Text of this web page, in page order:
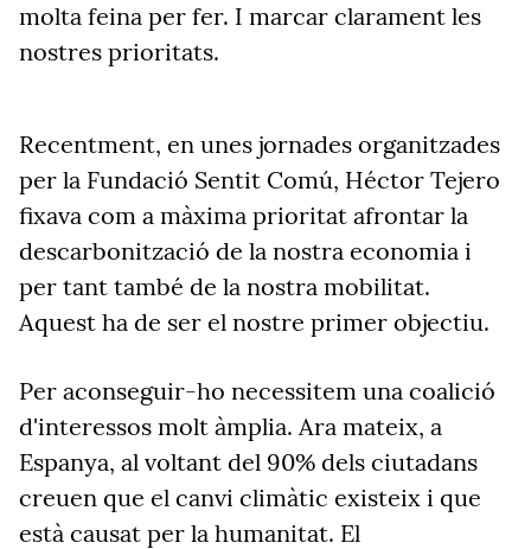
molta feina per fer. I marcar clarament les
nostres prioritats.
Recentment, en unes jornades organitzades
per la Fundació Sentit Comú, Héctor Tejero
fixava com a màxima prioritat afrontar la
descarbonització de la nostra economia i
per tant també de la nostra mobilitat.
Aquest ha de ser el nostre primer objectiu.
Per aconseguir-ho necessitem una coalició
d'interessos molt àmplia. Ara mateix, a
Espanya, al voltant del 90% dels ciutadans
creuen que el canvi climàtic existeix i que
està causat per la humanitat. El